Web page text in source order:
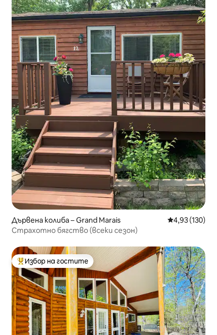
Дървена колиба – Grand Marais Средна
4,93 (130)
Страхотно бягство (всеки сезон)
Най-популярен избор на гостите
Избор на гостите